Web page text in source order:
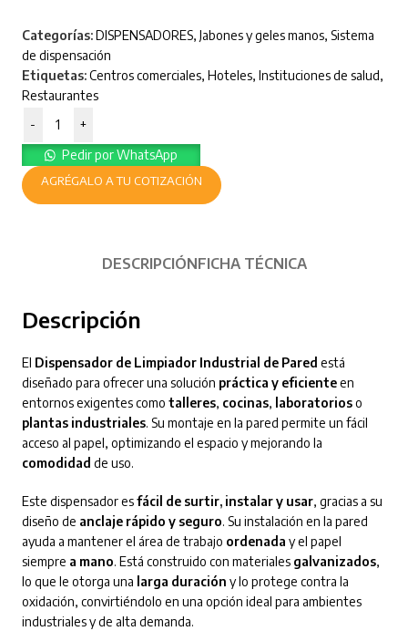
Categorías:DISPENSADORES, Jabones y geles manos, Sistema
de dispensación
Etiquetas:Centros comerciales, Hoteles, Instituciones de salud,
Restaurantes
-
+
Pedir por WhatsApp
AGRÉGALO A TU COTIZACIÓN
DESCRIPCIÓNFICHA TÉCNICA
Descripción
El Dispensador de Limpiador Industrial de Pared está
diseñado para ofrecer una solución práctica y eficienteen
entornos exigentes como talleres, cocinas, laboratorioso
plantas industriales. Su montaje en la pared permite un fácil
acceso al papel, optimizando el espacio y mejorando la
comodidad de uso.
Este dispensador esfácil de surtir, instalar y usar, gracias a su
diseño de anclaje rápido y seguro. Su instalación en la pared
ayuda a mantener el área de trabajo ordenada y el papel
siempre a mano. Está construido con materiales galvanizados,
lo que le otorga una larga duración y lo protege contra la
oxidación, convirtiéndolo en una opción ideal para ambientes
industriales y de alta demanda.